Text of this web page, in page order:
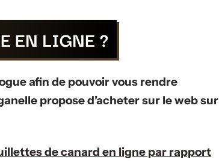
EN LIGNE ?
afin de pouvoir vous rendre
propose d’acheter sur le web sur
de canard en ligne par rapport